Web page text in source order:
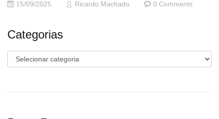
15/09/2025 Ricardo Machado 0 Comments
Categorias
Categorias